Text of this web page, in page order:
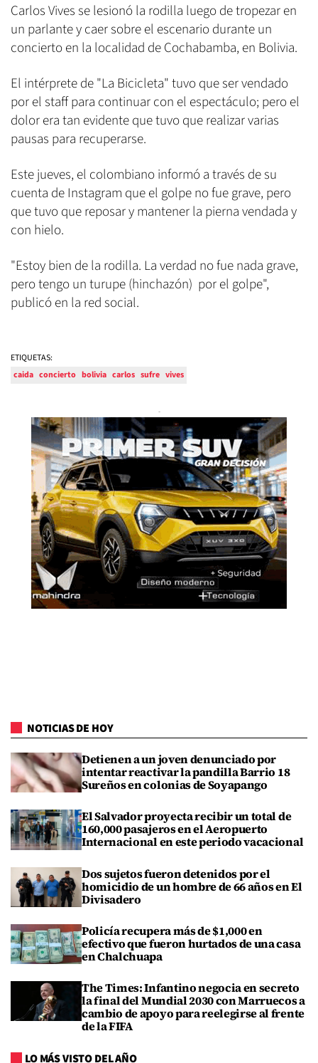
Carlos Vives se lesionó la rodilla luego de tropezar en
un parlante y caer sobre el escenario durante un
concierto en la localidad de Cochabamba, en Bolivia.
El intérprete de "La Bicicleta" tuvo que ser vendado
por el staff para continuar con el espectáculo; pero el
dolor era tan evidente que tuvo que realizar varias
pausas para recuperarse.
Este jueves, el colombiano informó a través de su
cuenta de Instagram que el golpe no fue grave, pero
que tuvo que reposar y mantener la pierna vendada y
con hielo.
"Estoy bien de la rodilla. La verdad no fue nada grave,
pero tengo un turupe (hinchazón) por el golpe",
publicó en la red social.
ETIQUETAS:
caida concierto bolivia carlos sufre vives
NOTICIAS DE HOY
Detienen a un joven denunciado por
intentar reactivar la pandilla Barrio 18
Sureños en colonias de Soyapango
El Salvador proyecta recibir un total de
160,000 pasajeros en el Aeropuerto
Internacional en este periodo vacacional
Dos sujetos fueron detenidos por el
homicidio de un hombre de 66 años en El
Divisadero
Policía recupera más de $1,000 en
efectivo que fueron hurtados de una casa
en Chalchuapa
The Times: Infantino negocia en secreto
la final del Mundial 2030 con Marruecos a
cambio de apoyo para reelegirse al frente
de la FIFA
LO MÁS VISTO DEL AÑO